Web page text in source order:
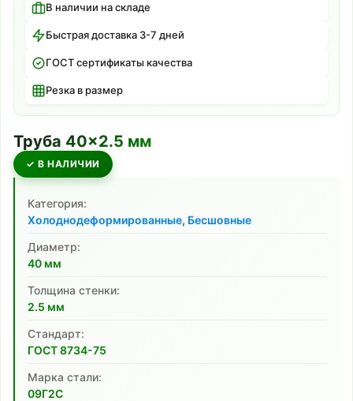
В наличии на складе
Быстрая доставка 3-7 дней
ГОСТ сертификаты качества
Резка в размер
Труба 40×2.5 мм
✓ В НАЛИЧИИ
Категория:
Холоднодеформированные, Бесшовные
Диаметр:
40 мм
Толщина стенки:
2.5 мм
Cтандарт:
ГОСТ 8734-75
Марка стали:
09Г2С